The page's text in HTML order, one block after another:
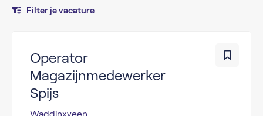
Filter je vacature
Operator
Magazijnmedewerker
Spijs
Waddinxveen